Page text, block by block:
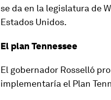
se da en la legislatura de
Estados Unidos.
El plan Tennessee
El gobernador Rosselló
implementaría el Plan